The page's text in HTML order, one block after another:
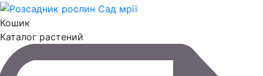
Кошик
Каталог растений